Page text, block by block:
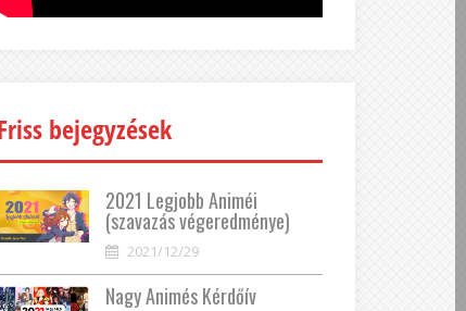
bejegyzések
2021 Legjobb Animéi
(szavazás végeredménye)
2021/12/29
Nagy Animés Kérdőív